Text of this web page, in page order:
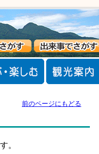
前のページにもどる
。